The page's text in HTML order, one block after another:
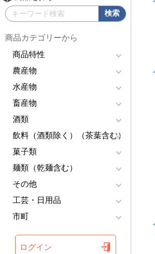
商品カテゴリーから
商品特性
農産物
水産物
畜産物
酒類
飲料（酒類除く）（茶葉含む）
菓子類
麺類（乾麺含む）
その他
工芸・日用品
市町
ログイン